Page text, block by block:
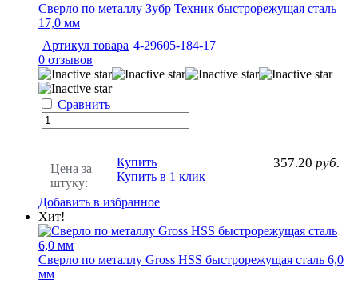
Сверло по металлу Зубр Техник быстрорежущая сталь
17,0 мм
Артикул товара 4-29605-184-17
0 отзывов
Сравнить
Цена за
штуку:
357.20 руб.
Купить
Купить в 1 клик
Добавить в избранное
Хит!
Сверло по металлу Gross HSS быстрорежущая сталь 6,0
мм